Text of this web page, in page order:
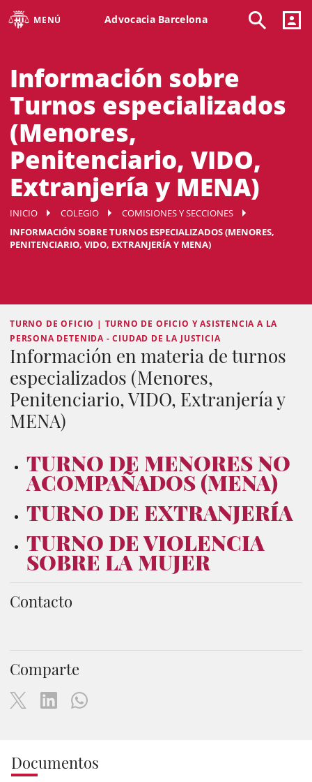
MENÚ Advocacia Barcelona
Información sobre
Turnos especializados
(Menores,
Penitenciario, VIDO,
Extranjería y MENA)
INICIO COLEGIO
COMISIONES Y SECCIONES
INFORMACIÓN SOBRE TURNOS ESPECIALIZADOS (MENORES,
PENITENCIARIO, VIDO, EXTRANJERÍA Y MENA)
TURNO DE OFICIO | TURNO DE OFICIO Y ASISTENCIA A LA
PERSONA DETENIDA - CIUDAD DE LA JUSTICIA
Información en materia de turnos
especializados (Menores,
Penitenciario, VIDO, Extranjería y
MENA)
TURNO DE MENORES NO
ACOMPAÑADOS (MENA)
TURNO DE EXTRANJERÍA
TURNO DE VIOLENCIA
SOBRE LA MUJER
Contacto
Comparte
Documentos